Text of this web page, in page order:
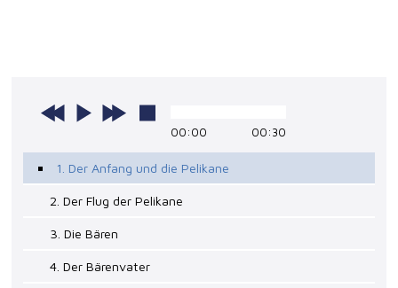
00:00 00:30
1. Der Anfang und die Pelikane
2. Der Flug der Pelikane
3. Die Bären
4. Der Bärenvater